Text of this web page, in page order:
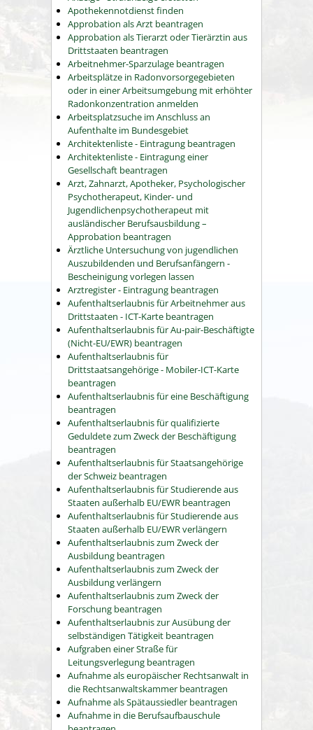
Apothekennotdienst finden
Approbation als Arzt beantragen
Approbation als Tierarzt oder Tierärztin aus
Drittstaaten beantragen
Arbeitnehmer-Sparzulage beantragen
Arbeitsplätze in Radonvorsorgegebieten
oder in einer Arbeitsumgebung mit erhöhter
Radonkonzentration anmelden
Arbeitsplatzsuche im Anschluss an
Aufenthalte im Bundesgebiet
Architektenliste - Eintragung beantragen
Architektenliste - Eintragung einer
Gesellschaft beantragen
Arzt, Zahnarzt, Apotheker, Psychologischer
Psychotherapeut, Kinder- und
Jugendlichenpsychotherapeut mit
ausländischer Berufsausbildung –
Approbation beantragen
Ärztliche Untersuchung von jugendlichen
Auszubildenden und Berufsanfängern -
Bescheinigung vorlegen lassen
Arztregister - Eintragung beantragen
Aufenthaltserlaubnis für Arbeitnehmer aus
Drittstaaten - ICT-Karte beantragen
Aufenthaltserlaubnis für Au-pair-Beschäftigte
(Nicht-EU/EWR) beantragen
Aufenthaltserlaubnis für
Drittstaatsangehörige - Mobiler-ICT-Karte
beantragen
Aufenthaltserlaubnis für eine Beschäftigung
beantragen
Aufenthaltserlaubnis für qualifizierte
Geduldete zum Zweck der Beschäftigung
beantragen
Aufenthaltserlaubnis für Staatsangehörige
der Schweiz beantragen
Aufenthaltserlaubnis für Studierende aus
Staaten außerhalb EU/EWR beantragen
Aufenthaltserlaubnis für Studierende aus
Staaten außerhalb EU/EWR verlängern
Aufenthaltserlaubnis zum Zweck der
Ausbildung beantragen
Aufenthaltserlaubnis zum Zweck der
Ausbildung verlängern
Aufenthaltserlaubnis zum Zweck der
Forschung beantragen
Aufenthaltserlaubnis zur Ausübung der
selbständigen Tätigkeit beantragen
Aufgraben einer Straße für
Leitungsverlegung beantragen
Aufnahme als europäischer Rechtsanwalt in
die Rechtsanwaltskammer beantragen
Aufnahme als Spätaussiedler beantragen
Aufnahme in die Berufsaufbauschule